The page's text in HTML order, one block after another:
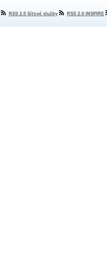
RSS 2.0 Síťové služby RSS 2.0 INSPIRE